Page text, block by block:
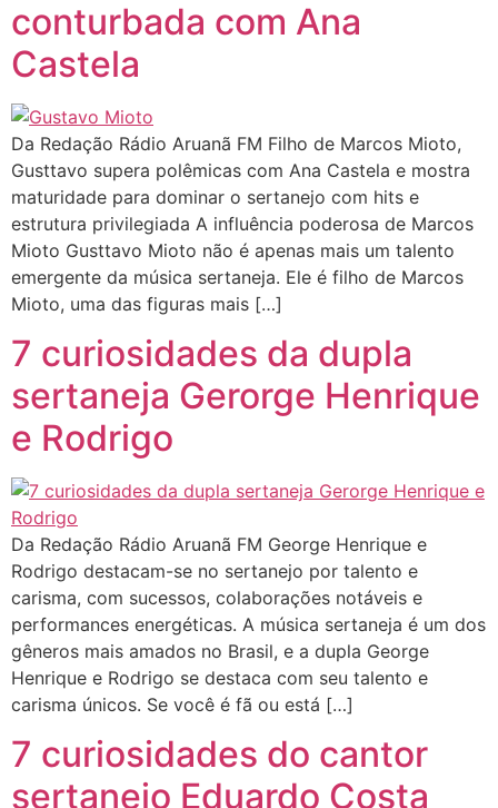
conturbada com Ana
Castela
Da Redação Rádio Aruanã FM Filho de Marcos Mioto,
Gusttavo supera polêmicas com Ana Castela e mostra
maturidade para dominar o sertanejo com hits e
estrutura privilegiada A influência poderosa de Marcos
Mioto Gusttavo Mioto não é apenas mais um talento
emergente da música sertaneja. Ele é filho de Marcos
Mioto, uma das figuras mais […]
7 curiosidades da dupla
sertaneja Gerorge Henrique
e Rodrigo
Da Redação Rádio Aruanã FM George Henrique e
Rodrigo destacam-se no sertanejo por talento e
carisma, com sucessos, colaborações notáveis e
performances energéticas. A música sertaneja é um dos
gêneros mais amados no Brasil, e a dupla George
Henrique e Rodrigo se destaca com seu talento e
carisma únicos. Se você é fã ou está […]
7 curiosidades do cantor
sertanejo Eduardo Costa